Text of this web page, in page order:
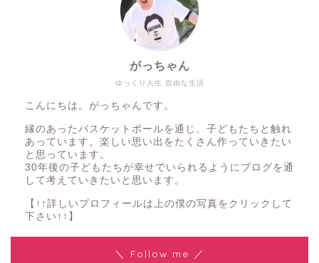
ゆっくり人生 自由な生活
がっちゃん
こんにちは。がっちゃんです。
縁のあったバスケットボールを通じ、子どもたちと触れ
あっています。楽しい思い出をたくさん作っていきたい
と思っています。
30年後の子どもたちが幸せでいられるようにブログを通
して考えていきたいと思います。
【↑↑詳しいプロフィールは上の僕の写真をクリックして
下さい↑↑】
＼ Follow me ／